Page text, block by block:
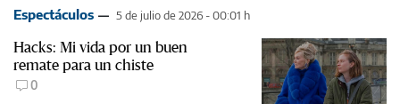
Espectáculos 5 de julio de 2026 - 00:01 h
Hacks: Mi vida por un buen
remate para un chiste
0